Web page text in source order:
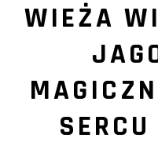
WIEŻA